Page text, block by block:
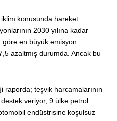
iklim konusunda hareket
2030 yılına kadar
göre en büyük emisyon
azaltmış durumda. Ancak bu
teşvik harcamalarının
destek veriyor, 9 ülke petrol
endüstrisine koşulsuz